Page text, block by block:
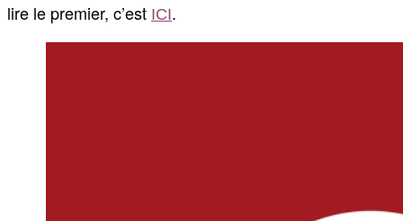
lire le premier, c’est ICI.